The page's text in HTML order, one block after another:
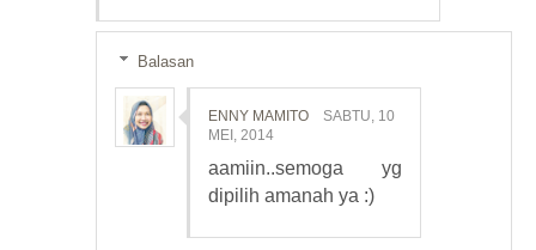
Balasan
ENNY MAMITO
SABTU, 10
MEI, 2014
aamiin..semoga yg
dipilih amanah ya :)